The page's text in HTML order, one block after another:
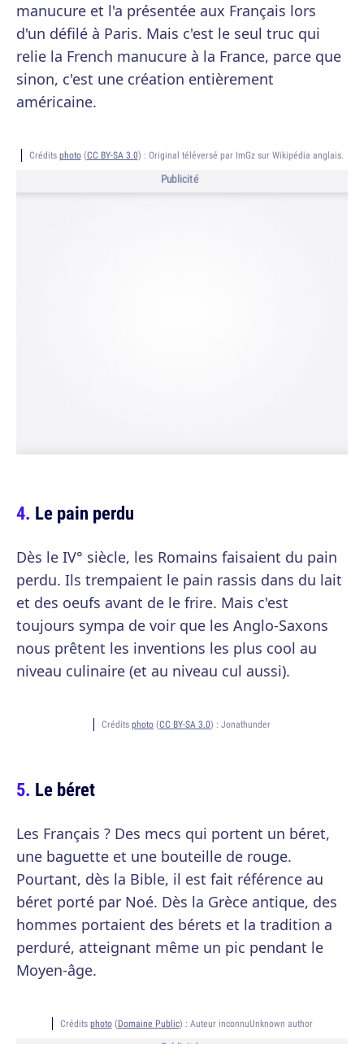
manucure et l'a présentée aux Français lors
d'un défilé à Paris. Mais c'est le seul truc qui
relie la French manucure à la France, parce que
sinon, c'est une création entièrement
américaine.
Crédits photo(CC BY-SA 3.0) : Original téléversé par ImGz sur Wikipédia anglais.
Publicité
Le pain perdu
Dès le IV° siècle, les Romains faisaient du pain
perdu. Ils trempaient le pain rassis dans du lait
et des oeufs avant de le frire. Mais c'est
toujours sympa de voir que les Anglo-Saxons
nous prêtent les inventions les plus cool au
niveau culinaire (et au niveau cul aussi).
Crédits photo (CC BY-SA 3.0) : Jonathunder
Le béret
Les Français ? Des mecs qui portent un béret,
une baguette et une bouteille de rouge.
Pourtant, dès la Bible, il est fait référence au
béret porté par Noé. Dès la Grèce antique, des
hommes portaient des bérets et la tradition a
perduré, atteignant même un pic pendant le
Moyen-âge.
Crédits photo(Domaine Public) : Auteur inconnuUnknown author